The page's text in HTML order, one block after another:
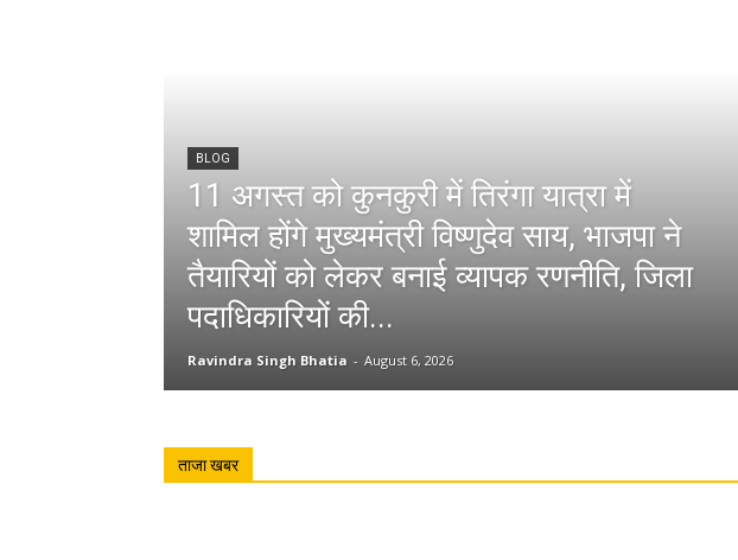
BLOG
11 अगस्त को कुनकुरी में तिरंगा यात्रा में
शामिल होंगे मुख्यमंत्री विष्णुदेव साय, भाजपा ने
तैयारियों को लेकर बनाई व्यापक रणनीति, जिला
पदाधिकारियों की...
Ravindra Singh Bhatia - August 6, 2026
ताजा खबर